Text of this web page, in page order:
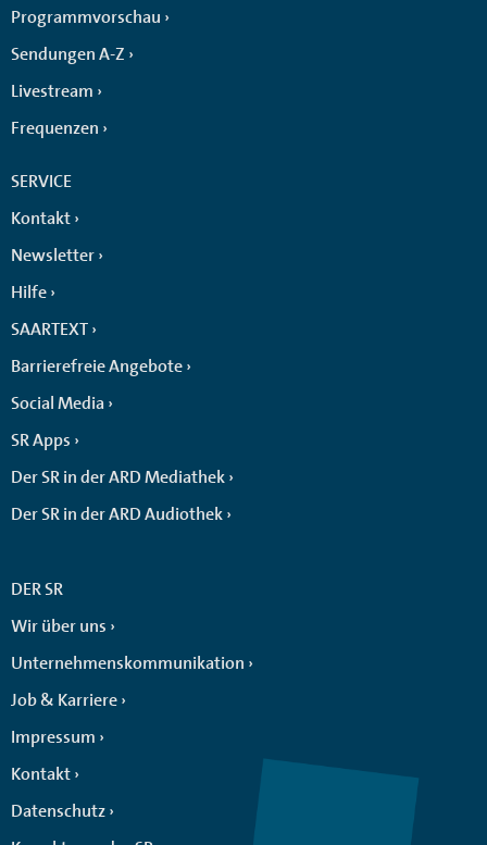
Programmvorschau
Sendungen A-Z
Livestream
Frequenzen
SERVICE
Kontakt
Newsletter
Hilfe
SAARTEXT
Barrierefreie Angebote
Social Media
SR Apps
Der SR in der ARD Mediathek
Der SR in der ARD Audiothek
DER SR
Wir über uns
Unternehmenskommunikation
Job & Karriere
Impressum
Kontakt
Datenschutz